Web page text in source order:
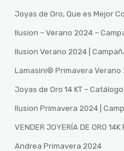
Joyas de Oro, Que es Mejor
Ilusion – Verano 2024 –
Ilusion Verano 2024 |
Lamasini®️ Primavera Verano
Joyas de Oro 14 KT – Catálogo
Ilusion Primavera 2024 |
VENDER JOYERÍA DE ORO 14K
Andrea Primavera 2024